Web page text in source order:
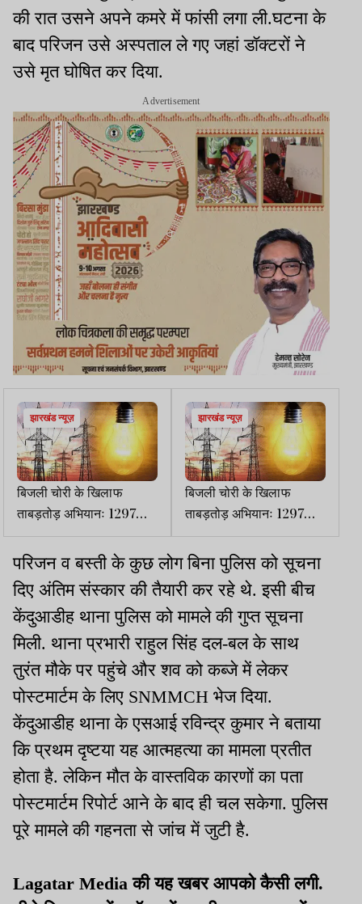
की रात उसने अपने कमरे में फांसी लगा ली.घटना के
बाद परिजन उसे अस्पताल ले गए जहां डॉक्टरों ने
उसे मृत घोषित कर दिया.
Advertisement
झारखंड न्यूज़
बिजली चोरी के खिलाफ
ताबड़तोड़ अभियानः 1297
उपभोक्ताओं के खिलाफ FIR,
2.15 करोड़ का ठोंका जुर्माना
झारखंड न्यूज़
बिजली चोरी के खिलाफ
ताबड़तोड़ अभियानः 1297
उपभोक्ताओं के खिलाफ FIR,
2.15 करोड़ का ठोंका जुर्माना
परिजन व बस्ती के कुछ लोग बिना पुलिस को सूचना
दिए अंतिम संस्कार की तैयारी कर रहे थे. इसी बीच
केंदुआडीह थाना पुलिस को मामले की गुप्त सूचना
मिली. थाना प्रभारी राहुल सिंह दल-बल के साथ
तुरंत मौके पर पहुंचे और शव को कब्जे में लेकर
पोस्टमार्टम के लिए SNMMCH भेज दिया.
केंदुआडीह थाना के एसआई रविन्द्र कुमार ने बताया
कि प्रथम दृष्टया यह आत्महत्या का मामला प्रतीत
होता है. लेकिन मौत के वास्तविक कारणों का पता
पोस्टमार्टम रिपोर्ट आने के बाद ही चल सकेगा. पुलिस
पूरे मामले की गहनता से जांच में जुटी है.
Lagatar Media की यह खबर आपको कैसी लगी.